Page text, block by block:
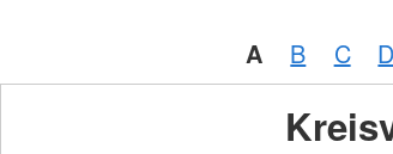
A B C D